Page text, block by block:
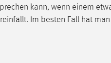
kann, wenn einem
Im besten Fall hat